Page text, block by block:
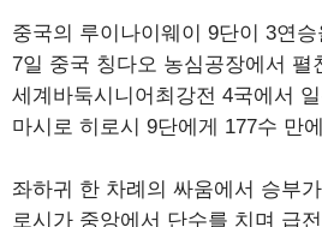
중국의 루이나이웨이 9단이 3연
7일 중국 칭다오 농심공장에서 펼
세계바둑시니어최강전 4국에서
마시로 히로시 9단에게 177수 만
좌하귀 한 차례의 싸움에서 승부
로시가 중앙에서 단수를 치며 급